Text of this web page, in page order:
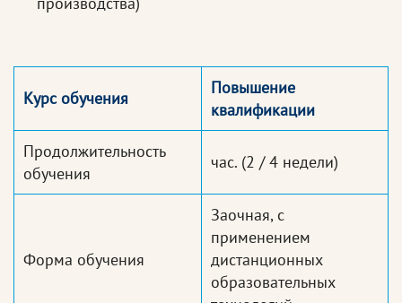
Курс обучения
Повышение
квалификации
Продолжительность
обучения
час. (2 / 4 недели)
Форма обучения
Заочная, с
применением
дистанционных
образовательных